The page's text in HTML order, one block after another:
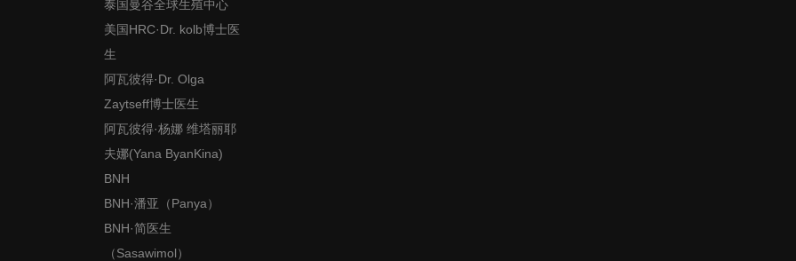
泰国曼谷全球生殖中心
美国HRC·Dr. kolb博士医
生
阿瓦彼得·Dr. Olga
Zaytseff博士医生
阿瓦彼得·杨娜 维塔丽耶
夫娜(Yana ByanKina)
BNH
BNH·潘亚（Panya）
BNH·简医生
（Sasawimol）